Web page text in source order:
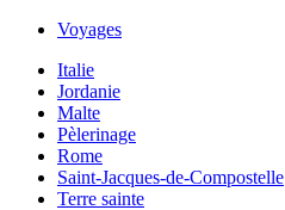
Voyages
Italie
Jordanie
Malte
Pèlerinage
Rome
Saint-Jacques-de-Compostelle
Terre sainte